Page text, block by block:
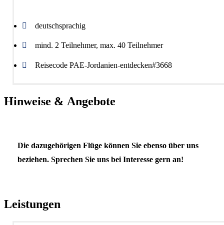
deutschsprachig
mind. 2 Teilnehmer, max. 40 Teilnehmer
Reisecode PAE-Jordanien-entdecken#3668
Hinweise & Angebote
Die dazugehörigen Flüge können Sie ebenso über uns
beziehen. Sprechen Sie uns bei Interesse gern an!
Leistungen